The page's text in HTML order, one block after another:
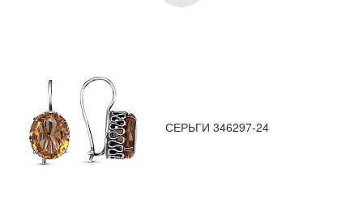
СЕРЬГИ 346297-24